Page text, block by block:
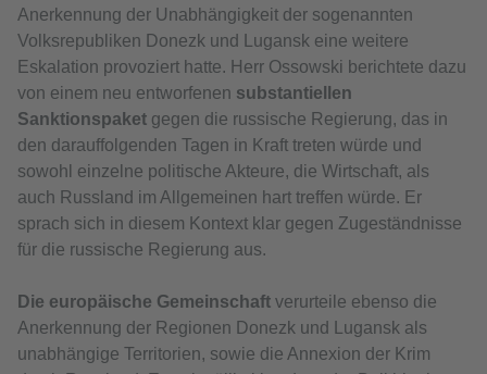
Anerkennung der Unabhängigkeit der sogenannten
Volksrepubliken Donezk und Lugansk eine weitere
Eskalation provoziert hatte. Herr Ossowski berichtete dazu
von einem neu entworfenen substantiellen
Sanktionspaket gegen die russische Regierung, das in
den darauffolgenden Tagen in Kraft treten würde und
sowohl einzelne politische Akteure, die Wirtschaft, als
auch Russland im Allgemeinen hart treffen würde. Er
sprach sich in diesem Kontext klar gegen Zugeständnisse
für die russische Regierung aus.
Die europäische Gemeinschaft verurteile ebenso die
Anerkennung der Regionen Donezk und Lugansk als
unabhängige Territorien, sowie die Annexion der Krim